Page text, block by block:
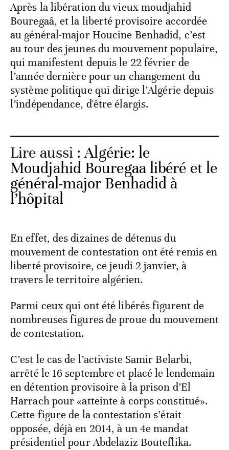
Après la libération du vieux moudjahid
Bouregaâ, et la liberté provisoire accordée
au général-major Houcine Benhadid, c’est
au tour des jeunes du mouvement populaire,
qui manifestent depuis le 22 février de
l’année dernière pour un changement du
système politique qui dirige l’Algérie depuis
l’indépendance, d'être élargis.
Lire aussi :Algérie: le
Moudjahid Bouregaa libéré et le
général-major Benhadid à
l’hôpital
En effet, des dizaines de détenus du
mouvement de contestation ont été remis en
liberté provisoire, ce jeudi 2 janvier, à
travers le territoire algérien.
Parmi ceux qui ont été libérés figurent de
nombreuses figures de proue du mouvement
de contestation.
C’est le cas de l’activiste Samir Belarbi,
arrêté le 16 septembre et placé le lendemain
en détention provisoire à la prison d’El
Harrach pour «atteinte à corps constitué».
Cette figure de la contestation s’était
opposée, déjà en 2014, à un 4e mandat
présidentiel pour Abdelaziz Bouteflika.